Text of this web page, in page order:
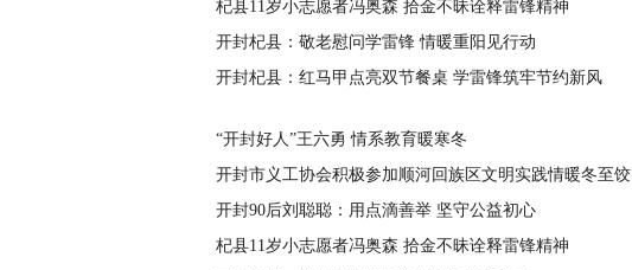
杞县11岁小志愿者冯奥森 拾金不昧诠释雷锋精神
开封杞县：敬老慰问学雷锋 情暖重阳见行动
开封杞县：红马甲点亮双节餐桌 学雷锋筑牢节约新风
“开封好人”王六勇 情系教育暖寒冬
开封市义工协会积极参加顺河回族区文明实践情暖冬至饺
开封90后刘聪聪：用点滴善举 坚守公益初心
杞县11岁小志愿者冯奥森 拾金不昧诠释雷锋精神